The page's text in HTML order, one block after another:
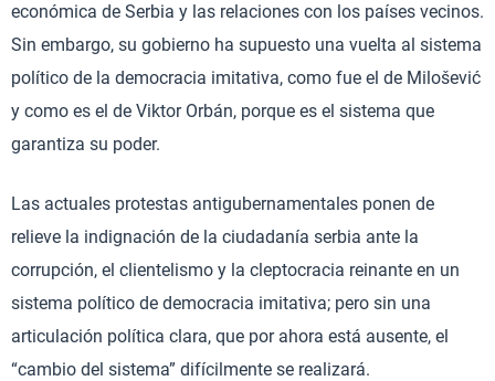
económica de Serbia y las relaciones con los países vecinos.
Sin embargo, su gobierno ha supuesto una vuelta al sistema
político de la democracia imitativa, como fue el de Milošević
y como es el de Viktor Orbán, porque es el sistema que
garantiza su poder.
Las actuales protestas antigubernamentales ponen de
relieve la indignación de la ciudadanía serbia ante la
corrupción, el clientelismo y la cleptocracia reinante en un
sistema político de democracia imitativa; pero sin una
articulación política clara, que por ahora está ausente, el
“cambio del sistema” difícilmente se realizará.